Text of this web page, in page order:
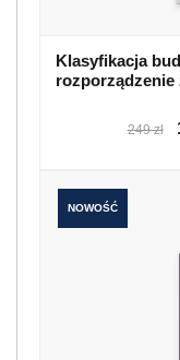
Klasyfikacja
rozporządzenie
249 zł
NOWOŚĆ